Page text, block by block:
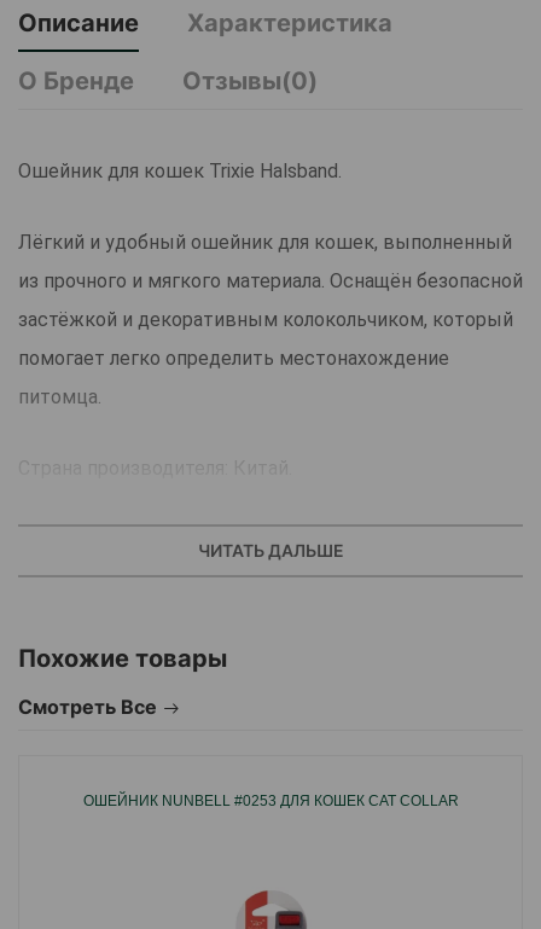
Описание
Характеристика
О Бренде
Отзывы(0)
Ошейник для кошек Trixie Halsband.
Лёгкий и удобный ошейник для кошек, выполненный
из прочного и мягкого материала. Оснащён безопасной
застёжкой и декоративным колокольчиком, который
помогает легко определить местонахождение
питомца.
ЧИТАТЬ ДАЛЬШЕ
Похожие товары
Смотреть Все
ОШЕЙНИК NUNBELL #0253 ДЛЯ КОШЕК CAT COLLAR